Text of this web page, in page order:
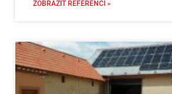
ZOBRAZIT REFERENCI »